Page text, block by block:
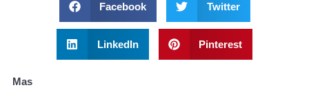
Facebook Twitter
LinkedIn Pinterest
Mas